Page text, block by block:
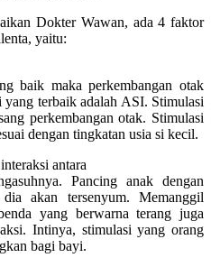
Dokter Wawan, ada 4 faktor
yaitu:
baik maka perkembangan otak
terbaik adalah ASI. Stimulasi
perkembangan otak. Stimulasi
dengan tingkatan usia si kecil.
antara
Pancing anak dengan
akan tersenyum. Memanggil
yang berwarna terang juga
Intinya, stimulasi yang orang
bagi bayi.